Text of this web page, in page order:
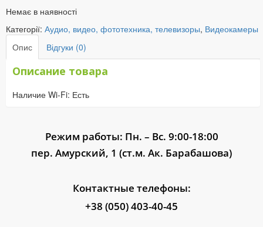
Немає в наявності
Категорії: Аудио, видео, фототехника, телевизоры, Видеокамеры
Опис
Відгуки (0)
Описание товара
Наличие Wi-Fi: Есть
Режим работы: Пн. – Вс. 9:00-18:00
пер. Амурский, 1 (ст.м. Ак. Барабашова)
Контактные телефоны:
+38 (050) 403-40-45